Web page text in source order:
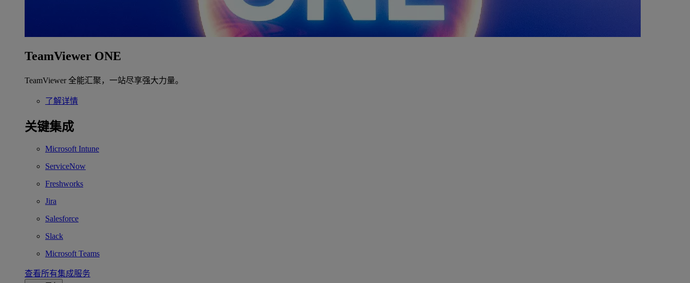
TeamViewer ONE
TeamViewer 全能汇聚，一站尽享强大力量。
了解详情
关键集成
Microsoft Intune
ServiceNow
Freshworks
Jira
Salesforce
Slack
Microsoft Teams
查看所有集成服务